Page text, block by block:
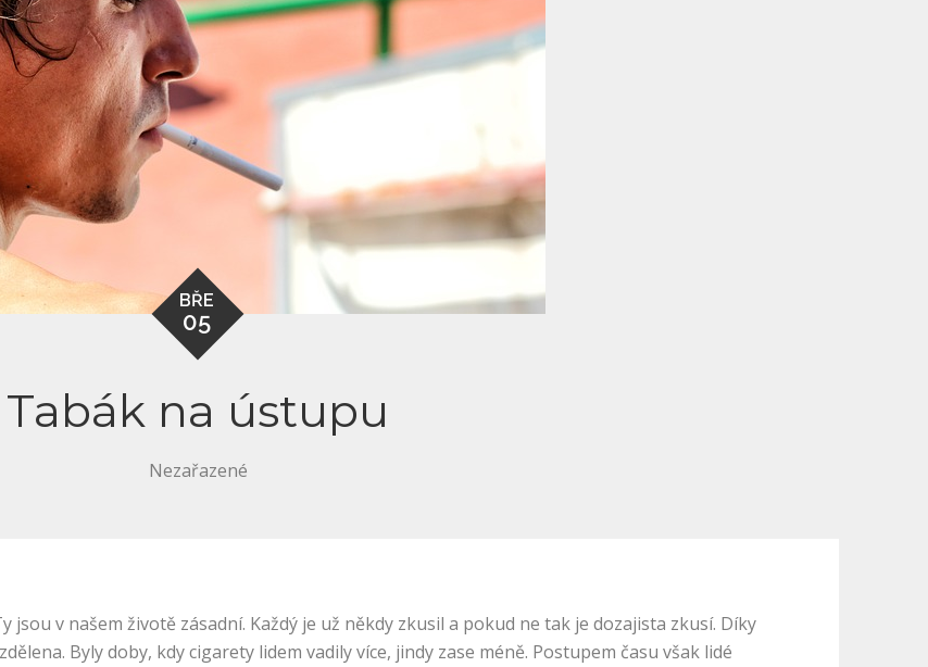
BŘE
05
Tabák na ústupu
Nezařazené
jsou v našem životě zásadní. Každý je už někdy zkusil a pokud ne tak je dozajista zkusí. Díky
Byly doby, kdy cigarety lidem vadily více, jindy zase méně. Postupem času však lidé